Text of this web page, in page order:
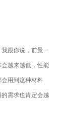
跟你说，前景一
越来越低，性能
用到这种材料
需求也肯定会越